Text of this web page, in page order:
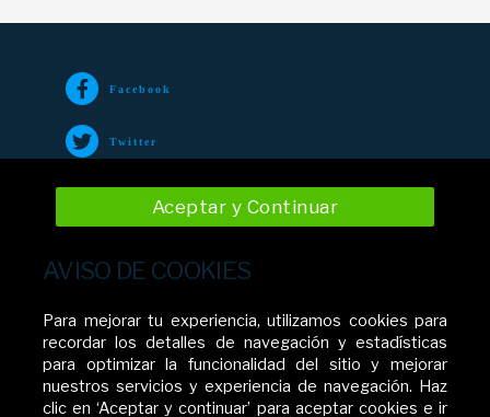
Facebook
Twitter
Movistar El Salvador
AVISO DE COOKIES
Para mejorar tu experiencia, utilizamos cookies para
recordar los detalles de navegación y estadísticas
para optimizar la funcionalidad del sitio y mejorar
nuestros servicios y experiencia de navegación. Haz
clic en ‘Aceptar y continuar’ para aceptar cookies e ir
Aceptar y Continuar